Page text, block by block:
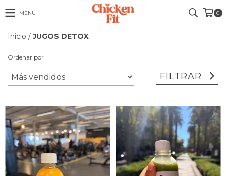
MENÚ 0
Inicio / JUGOS DETOX
Ordenar por
FILTRAR